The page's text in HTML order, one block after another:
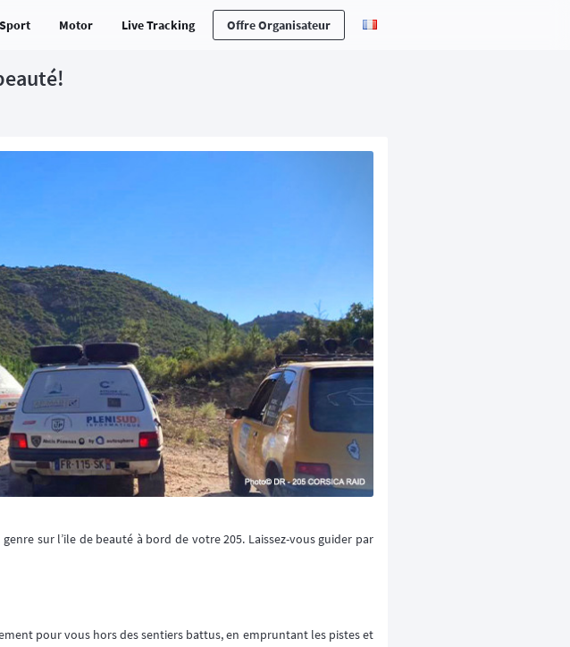
Sport Motor Live Tracking Offre Organisateur
sur l’ile de beauté à bord de votre 205. Laissez-vous guider par
pour vous hors des sentiers battus, en empruntant les pistes et